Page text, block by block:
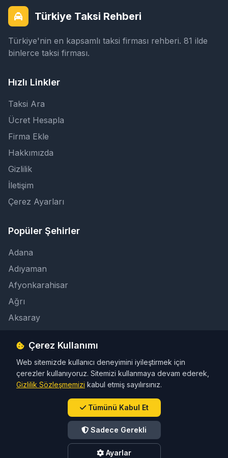
Türkiye Taksi Rehberi
Türkiye'nin en kapsamlı taksi firması rehberi. 81 ilde
binlerce taksi firması.
Hızlı Linkler
Taksi Ara
Ücret Hesapla
Firma Ekle
Hakkımızda
Gizlilik
İletişim
Çerez Ayarları
Popüler Şehirler
Adana
Adıyaman
Afyonkarahisar
Ağrı
Aksaray
İletişim
info@taksicibul.com
İletişim Butonu
© 2026 Türkiye Taksi Rehberi. Tüm hakları saklıdır.
Çerez Kullanımı
Web sitemizde kullanıcı deneyimini iyileştirmek için
çerezler kullanıyoruz. Sitemizi kullanmaya devam ederek,
Gizlilik Sözleşmemizi kabul etmiş sayılırsınız.
Tümünü Kabul Et
Sadece Gerekli
Ayarlar